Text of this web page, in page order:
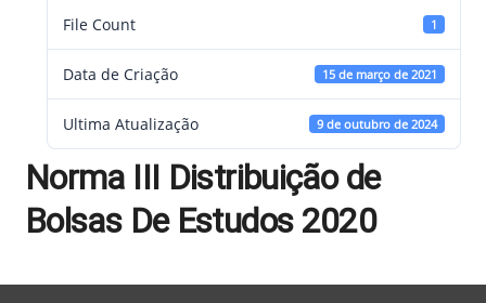
File Count 1
Data de Criação 15 de março de 2021
Ultima Atualização 9 de outubro de 2024
Norma III Distribuição de
Bolsas De Estudos 2020